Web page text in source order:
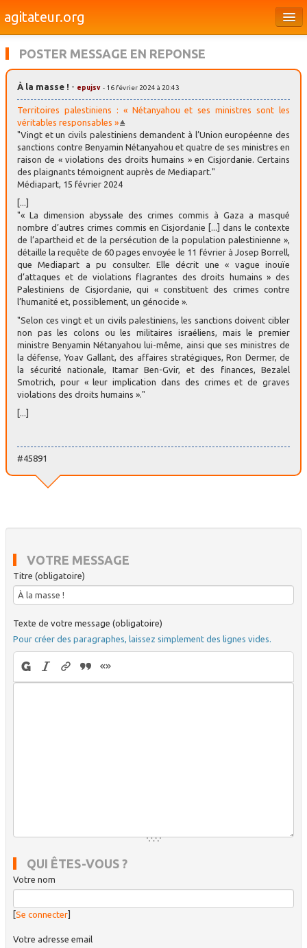
agitateur.org
Bourges & le Cher
Culture
Médias
Dossiers
Brèves
POSTER MESSAGE EN REPONSE
À la masse ! - epujsv - 16 février 2024 à 20:43
Territoires palestiniens : « Nétanyahou et ses ministres sont les
véritables responsables »
"Vingt et un civils palestiniens demandent à l’Union européenne des
sanctions contre Benyamin Nétanyahou et quatre de ses ministres en
raison de « violations des droits humains » en Cisjordanie. Certains
des plaignants témoignent auprès de Mediapart."
Médiapart, 15 février 2024
[...]
"« La dimension abyssale des crimes commis à Gaza a masqué
nombre d’autres crimes commis en Cisjordanie [...] dans le contexte
de l’apartheid et de la persécution de la population palestinienne »,
détaille la requête de 60 pages envoyée le 11 février à Josep Borrell,
que Mediapart a pu consulter. Elle décrit une « vague inouïe
d’attaques et de violations flagrantes des droits humains » des
Palestiniens de Cisjordanie, qui « constituent des crimes contre
l’humanité et, possiblement, un génocide ».
"Selon ces vingt et un civils palestiniens, les sanctions doivent cibler
non pas les colons ou les militaires israéliens, mais le premier
ministre Benyamin Nétanyahou lui-même, ainsi que ses ministres de
la défense, Yoav Gallant, des affaires stratégiques, Ron Dermer, de
la sécurité nationale, Itamar Ben-Gvir, et des finances, Bezalel
Smotrich, pour « leur implication dans des crimes et de graves
violations des droits humains »."
[...]
#45891
VOTRE MESSAGE
Titre (obligatoire)
Texte de votre message (obligatoire)
Pour créer des paragraphes, laissez simplement des lignes vides.
QUI ÊTES-VOUS ?
Votre nom
[Se connecter]
Votre adresse email